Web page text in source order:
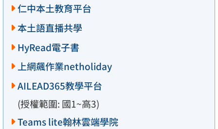
仁中本土教育平台
本土語直播共學
HyRead電子書
上網飆作業netholiday
AILEAD365教學平台
(授權範圍: 國1~高3)
Teams lite翰林雲端學院